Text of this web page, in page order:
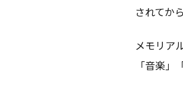
されてか
メモリア
「音楽